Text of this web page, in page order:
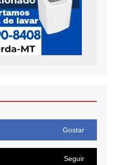
Gostar
Seguir